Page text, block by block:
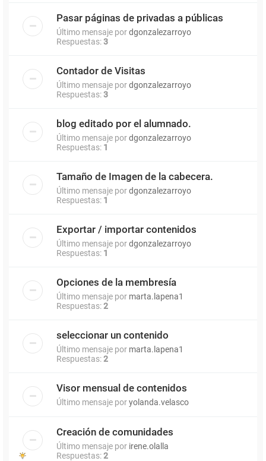
Pasar páginas de privadas a públicas
Último mensaje pordgonzalezarroyo
Respuestas:3
Contador de Visitas
Último mensaje pordgonzalezarroyo
Respuestas:3
blog editado por el alumnado.
Último mensaje pordgonzalezarroyo
Respuestas: 1
Tamaño de Imagen de la cabecera.
Último mensaje pordgonzalezarroyo
Respuestas: 1
Exportar / importar contenidos
Último mensaje pordgonzalezarroyo
Respuestas: 1
Opciones de la membresía
Último mensaje por marta.lapena1
Respuestas:2
seleccionar un contenido
Último mensaje por marta.lapena1
Respuestas:2
Visor mensual de contenidos
Último mensaje poryolanda.velasco
Creación de comunidades
Último mensaje por irene.olalla
Respuestas:2